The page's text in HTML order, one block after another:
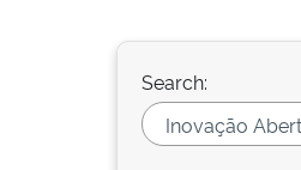
Search: